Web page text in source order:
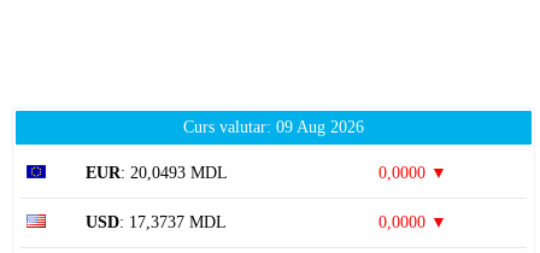
Curs valutar: 09 Aug 2026
EUR: 20,0493 MDL 0,0000 ▼
USD: 17,3737 MDL 0,0000 ▼